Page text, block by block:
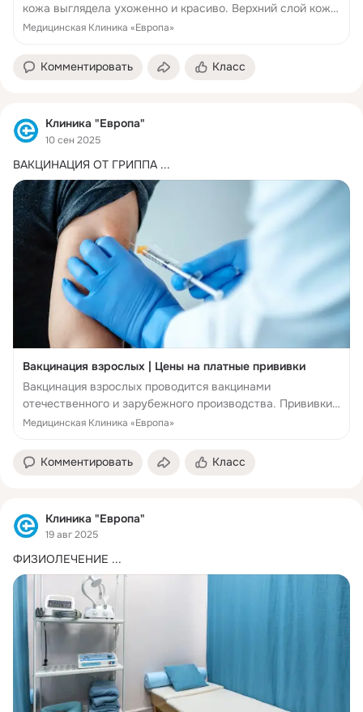
кожа выглядела ухоженно и красиво. Верхний слой кожи
обновляется и становится более гладким,
Медицинская Клиника «Европа»
Комментировать Класс
Клиника "Европа"
10 сен 2025
ВАКЦИНАЦИЯ ОТ ГРИППА ...
Вакцинация взрослых | Цены на платные прививки
Вакцинация взрослых проводится вакцинами
отечественного и зарубежного производства. Прививки
от гриппа, клещевого энцефалита, гепатита А, В и
Медицинская Клиника «Европа»
Комментировать Класс
Клиника "Европа"
19 авг 2025
ФИЗИОЛЕЧЕНИЕ ...